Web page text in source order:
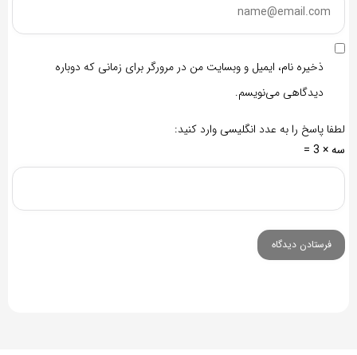
ذخیره نام، ایمیل و وبسایت من در مرورگر برای زمانی که دوباره
دیدگاهی می‌نویسم.
لطفا پاسخ را به عدد انگلیسی وارد کنید:
سه × 3 =